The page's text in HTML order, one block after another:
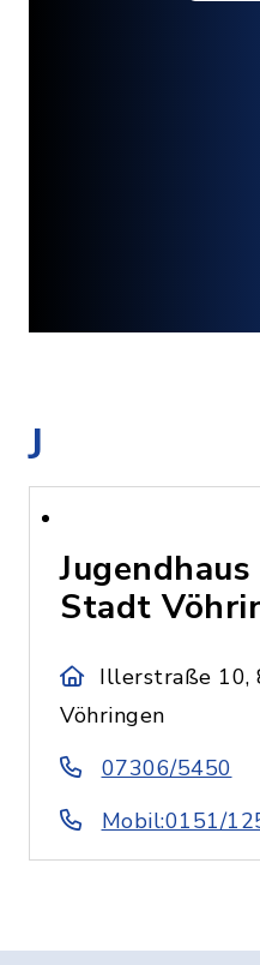
J
Stadt
Illerstraße 10,
Vöhringen
07306/5450
Mobil:0151/